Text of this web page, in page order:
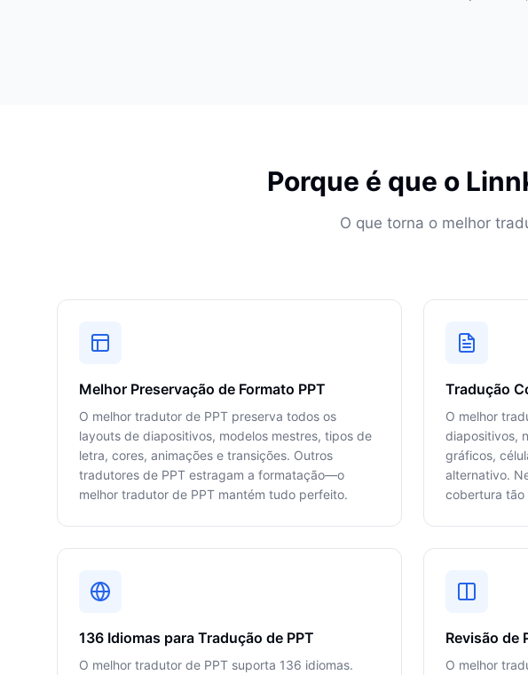
Porque é que o
O que torna o melhor
Melhor Preservação de Formato PPT
O melhor tradutor de PPT preserva todos os
layouts de diapositivos, modelos mestres, tipos de
letra, cores, animações e transições. Outros
tradutores de PPT estragam a formatação—o
melhor tradutor de PPT mantém tudo perfeito.
Tradução
O melhor
diapositivos,
gráficos,
alternativo.
cobertura tão
136 Idiomas para Tradução de PPT
O melhor tradutor de PPT suporta 136 idiomas.
Revisão de
O melhor